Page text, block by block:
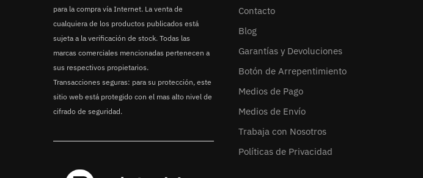
para la compra vía Internet. La venta de
cualquiera de los productos publicados está
sujeta a la verificación de stock. Todas las
marcas comerciales mencionadas pertenecen a
sus respectivos propietarios.
Transacciones seguras: para su protección, este
sitio web está protegido con el mas alto nivel de
cifrado de seguridad.
Contacto
Blog
Garantías y Devoluciones
Botón de Arrepentimiento
Medios de Pago
Medios de Envío
Trabaja con Nosotros
Políticas de Privacidad